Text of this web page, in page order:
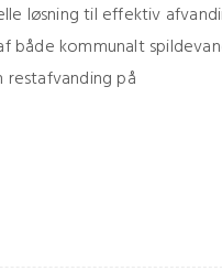
løsning til effektiv
både kommunalt
restafvanding på